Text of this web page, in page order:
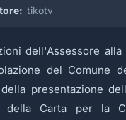
tikotv
dell'Assessore alla
del Comune
presentazione del
della Carta per la